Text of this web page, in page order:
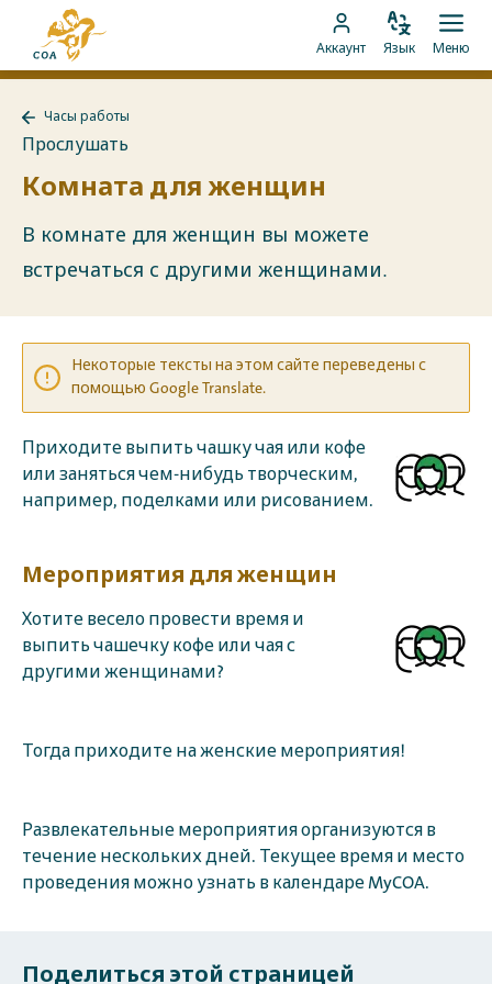
Перейти
контенту
главную
страницу
Перейти
к
Аккаунт
Изменить
Язык Меню
работы
Часы работы
Прослушать
Комната для женщин
В комнате для женщин вы можете
встречаться с другими женщинами.
Некоторые тексты на этом сайте переведены с
помощью Google Translate.
Приходите выпить чашку чая или кофе
или заняться чем-нибудь творческим,
например, поделками или рисованием.
Мероприятия для женщин
Хотите весело провести время и
выпить чашечку кофе или чая с
другими женщинами?
Тогда приходите на женские мероприятия!
Развлекательные мероприятия организуются в
течение нескольких дней. Текущее время и место
проведения можно узнать в календаре MyCOA.
Поделиться этой страницей